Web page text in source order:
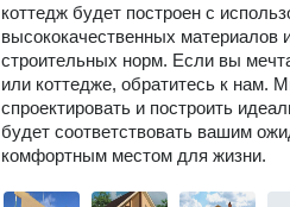
коттедж будет построен с
высококачественных материалов
строительных норм. Если вы
или коттедже, обратитесь к нам.
спроектировать и построить
будет соответствовать вашим
комфортным местом для жизни.